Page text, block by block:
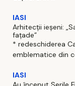
IASI
Arhitecții ieșeni:
fațade”
* redeschiderea
emblematice din
IASI